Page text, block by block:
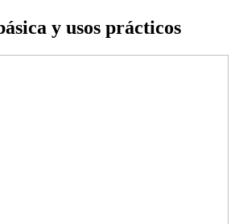
y usos prácticos